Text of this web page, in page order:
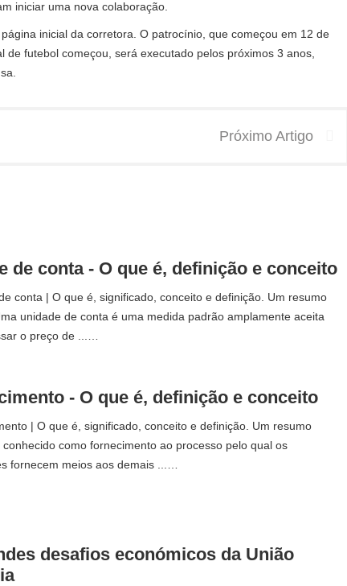
iniciar uma nova colaboração.
inicial da corretora. O patrocínio, que começou em 12 de
futebol começou, será executado pelos próximos 3 anos,
Próximo Artigo
de conta - O que é, definição e conceito
conta | O que é, significado, conceito e definição. Um resumo
unidade de conta é uma medida padrão amplamente aceita
o preço de ...…
- O que é, definição e conceito
| O que é, significado, conceito e definição. Um resumo
conhecido como fornecimento ao processo pelo qual os
fornecem meios aos demais ...…
desafios económicos da União